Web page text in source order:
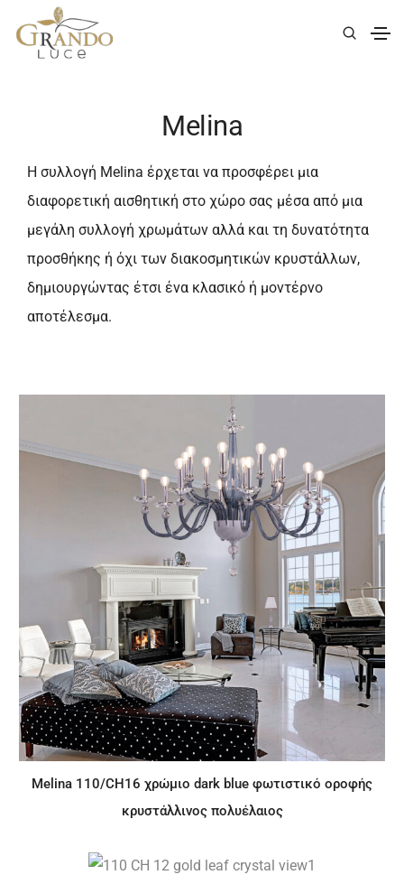
|Elite| Melina
Melina
Η συλλογή Melina έρχεται να προσφέρει μια
διαφορετική αισθητική στο χώρο σας μέσα από μια
μεγάλη συλλογή χρωμάτων αλλά και τη δυνατότητα
προσθήκης ή όχι των διακοσμητικών κρυστάλλων,
δημιουργώντας έτσι ένα κλασικό ή μοντέρνο
αποτέλεσμα.
Melina 110/CH16 χρώμιο dark blue φωτιστικό οροφής
κρυστάλλινος πολυέλαιος